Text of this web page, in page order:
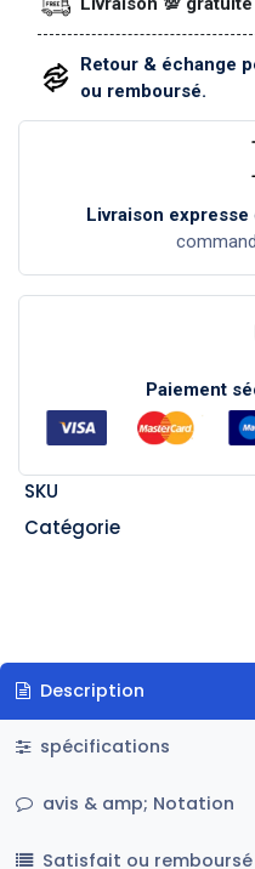
Retour & échange
ou remboursé.
Livraison expresse
Paiement
SKU
Catégorie
Description
spécifications
avis & amp; Notation
Satisfait ou remboursé